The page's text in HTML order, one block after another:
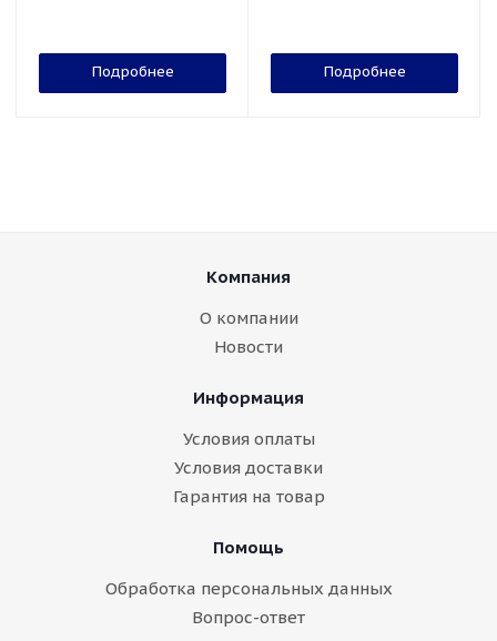
Подробнее Подробнее
Компания
О компании
Новости
Информация
Условия оплаты
Условия доставки
Гарантия на товар
Помощь
Обработка персональных данных
Вопрос-ответ